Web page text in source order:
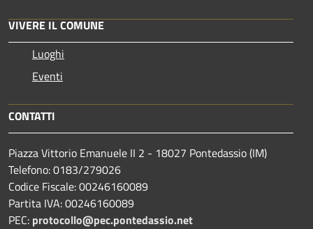
VIVERE IL COMUNE
Luoghi
Eventi
CONTATTI
Piazza Vittorio Emanuele II 2 - 18027 Pontedassio (IM)
Telefono: 0183/279026
Codice Fiscale: 00246160089
Partita IVA: 00246160089
PEC: protocollo@pec.pontedassio.net